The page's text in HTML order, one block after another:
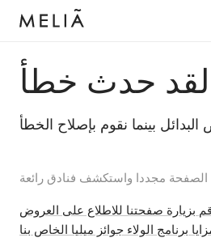
لقد حدث خطأ
مجددا واستكشف فنادق رائعة
قم بزيارة صفحتنا للاطلاع على العروض
برنامج الولاء جوائز ميليا الخاص بنا